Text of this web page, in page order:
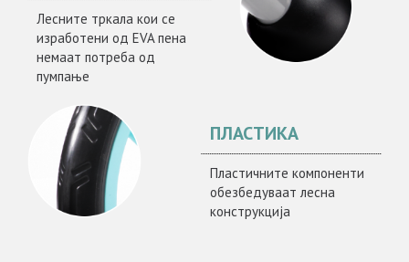
Лесните тркала кои се
изработени од EVA пена
немаат потреба од
пумпање
ПЛАСТИКА
Пластичните компоненти
обезбедуваат лесна
конструкција